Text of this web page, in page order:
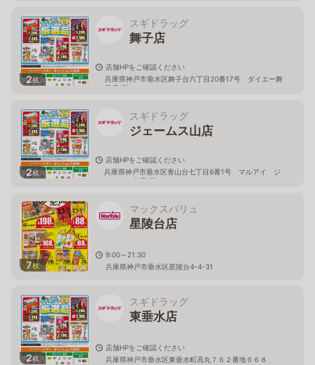
2枚
スギドラッグ
舞子店
店舗HPをご確認ください
兵庫県神戸市垂水区舞子台六丁目20番17号 ダイエー舞
子店1階
2枚
スギドラッグ
ジェームス山店
店舗HPをご確認ください
兵庫県神戸市垂水区青山台七丁目6番1号 マルアイ ジ
ェームス山店1階
7枚
マックスバリュ
星陵台店
9:00～21:30
兵庫県神戸市垂水区星陵台4-4-31
2枚
スギドラッグ
東垂水店
店舗HPをご確認ください
兵庫県神戸市垂水区東垂水町高丸７６２番地６６８